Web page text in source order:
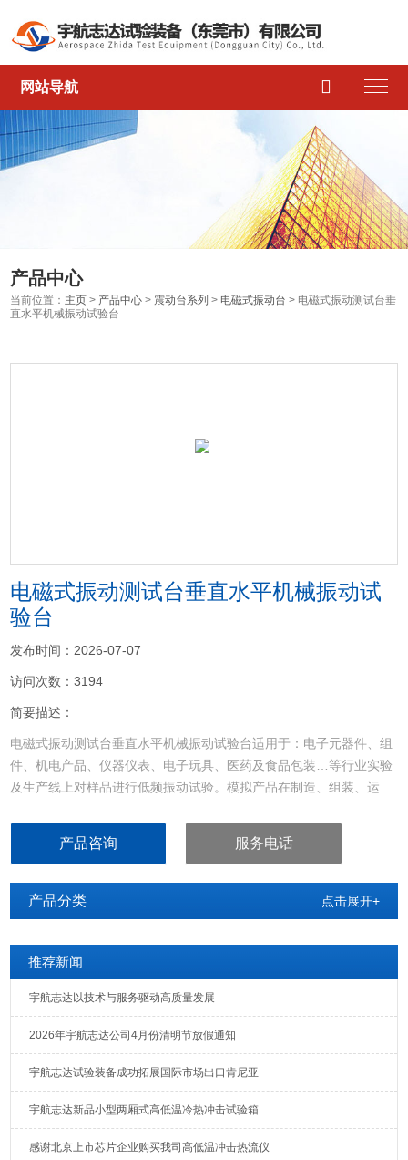
网站导航 
产品中心
当前位置： 主页 > 产品中心 > 震动台系列 > 电磁式振动台 > 电磁式振动测试台垂
直水平机械振动试验台
电磁式振动测试台垂直水平机械振动试
验台
发布时间：2026-07-07
访问次数：3194
简要描述：
电磁式振动测试台垂直水平机械振动试验台适用于：电子元器件、组
件、机电产品、仪器仪表、电子玩具、医药及食品包装…等行业实验
及生产线上对样品进行低频振动试验。模拟产品在制造、组装、运
关系等。
产品咨询 服务电话
产品分类 点击展开+
推荐新闻
宇航志达以技术与服务驱动高质量发展
2026年宇航志达公司4月份清明节放假通知
宇航志达试验装备成功拓展国际市场出口肯尼亚
宇航志达新品小型两厢式高低温冷热冲击试验箱
感谢北京上市芯片企业购买我司高低温冲击热流仪